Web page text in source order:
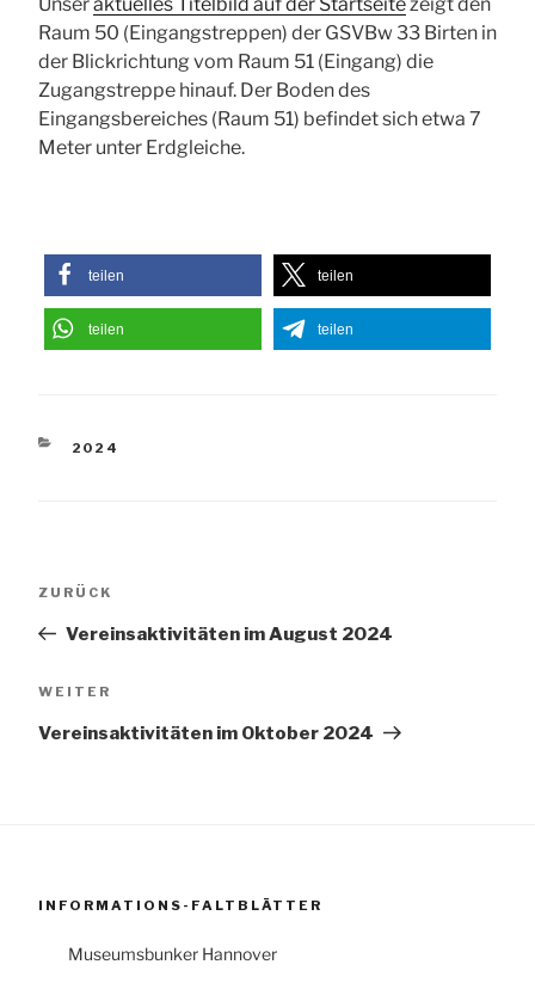
Raum 50 (Eingangstreppen) der GSVBw 33 Birten in
der Blickrichtung vom Raum 51 (Eingang) die
Zugangstreppe hinauf. Der Boden des
Eingangsbereiches (Raum 51) befindet sich etwa 7
Meter unter Erdgleiche.
teilen teilen
teilen teilen
KATEGORIEN
2024
Vorheriger
ZURÜCK
Vereinsaktivitäten im August 2024
Nächster
WEITER
Vereinsaktivitäten im Oktober 2024
INFORMATIONS-FALTBLÄTTER
Museumsbunker Hannover